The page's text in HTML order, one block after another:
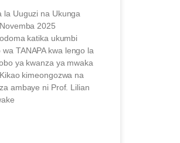
la Uuguzi na Ukunga
2025
katika ukumbi
TANAPA kwa lengo la
ya kwanza ya mwaka
kimeongozwa na
ambaye ni Prof. Lilian